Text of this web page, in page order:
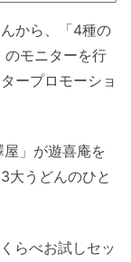
から、「4種の
のモニターを行
ープロモーショ
」が遊喜庵を
大うどんのひと
らべお試しセッ